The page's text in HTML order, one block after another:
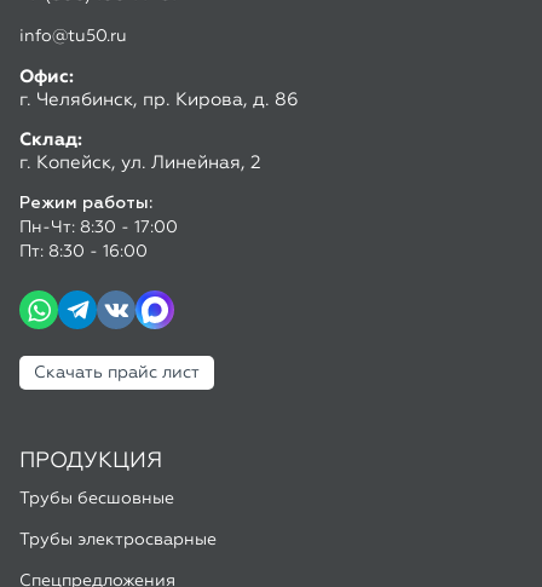
Пн-Чт: 8:30 - 17:00
Пт: 8:30 - 16:00
Трубы бесшовные
Трубы электросварные
Спецпредложения
ПОКУПАТЕЛЮ
Доставка и оплата
Калькулятор труб